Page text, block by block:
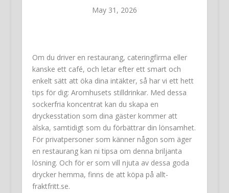
May 31, 2026
Om du driver en restaurang, cateringfirma eller
kanske ett café, och letar efter ett smart och
enkelt sätt att öka dina intäkter, så har vi ett hett
tips för dig: Aromhusets stilldrinkar. Med dessa
sockerfria koncentrat kan du skapa en
dryckesstation som dina gäster kommer att
älska, samtidigt som du förbättrar din lönsamhet.
För privatpersoner som känner någon som äger
en restaurang kan ni tipsa om denna briljanta
lösning. Och för er som vill njuta av dessa goda
drycker hemma, finns de att köpa på allt-
fraktfritt.se.